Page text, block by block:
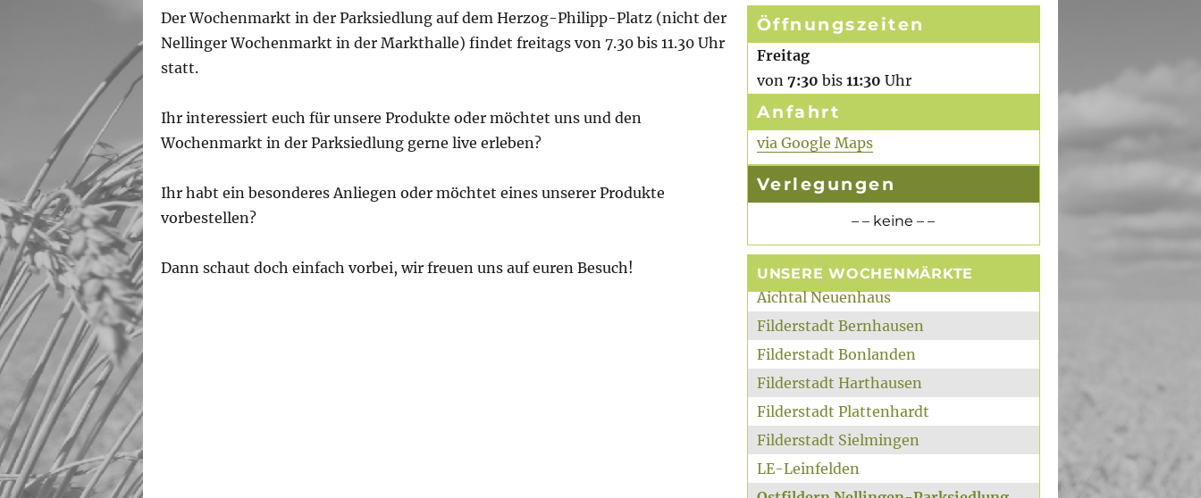
Der Wochenmarkt in der Parksiedlung auf dem Herzog-Philipp-Platz (nicht der
Nellinger Wochenmarkt in der Markthalle) findet freitags von 7.30 bis 11.30 Uhr
statt.
Ihr interessiert euch für unsere Produkte oder möchtet uns und den
Wochenmarkt in der Parksiedlung gerne live erleben?
Ihr habt ein besonderes Anliegen oder möchtet eines unserer Produkte
vorbestellen?
Dann schaut doch einfach vorbei, wir freuen uns auf euren Besuch!
Öffnungszeiten
Freitag
von 7:30 bis 11:30 Uhr
Anfahrt
via Google Maps
Verlegungen
– – keine – –
UNSERE WOCHENMÄRKTE
Aichtal Neuenhaus
Filderstadt Bernhausen
Filderstadt Bonlanden
Filderstadt Harthausen
Filderstadt Plattenhardt
Filderstadt Sielmingen
LE-Leinfelden